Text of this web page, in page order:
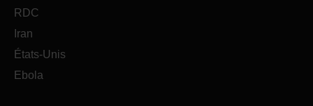
RDC
Iran
États-Unis
Ebola